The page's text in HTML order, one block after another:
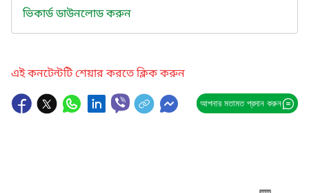
ভিকার্ড ডাউনলোড করুন
এই কনটেন্টটি শেয়ার করতে ক্লিক করুন
আপনার মতামত প্রদান করুন